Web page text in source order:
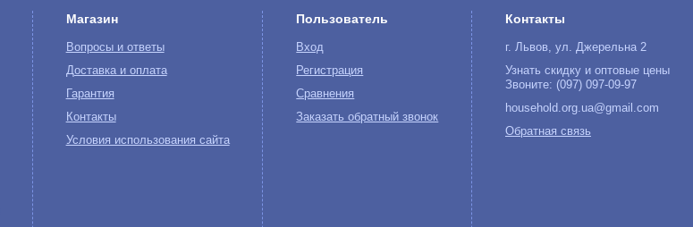
Магазин
Вопросы и ответы
Доставка и оплата
Гарантия
Контакты
Условия использования сайта
Пользователь
Вход
Регистрация
Сравнения
Заказать обратный звонок
Контакты
г. Львов, ул. Джерельна 2
Узнать скидку и оптовые цены
Звоните: (097) 097-09-97
household.org.ua@gmail.com
Обратная связь